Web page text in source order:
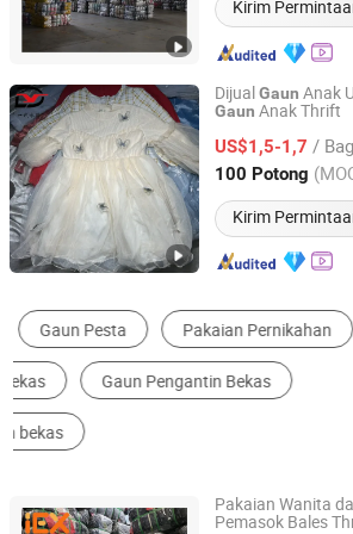
Kirim
DijualGaun Anak
Gaun Anak Thrift
US$1,5-1,7 /
100 Potong
Kirim
Sichuan Yidaiyi Road Trade Co., Ltd.
Sichuan, China Harga
Pakaian Santai Gaun Pengantin
Gaun Selutut Gaun Pesta Malam
Pakaian Etnis & Daerah
Pakaian Wanita
Pemasok Bales
Guangdong Hissen Resources